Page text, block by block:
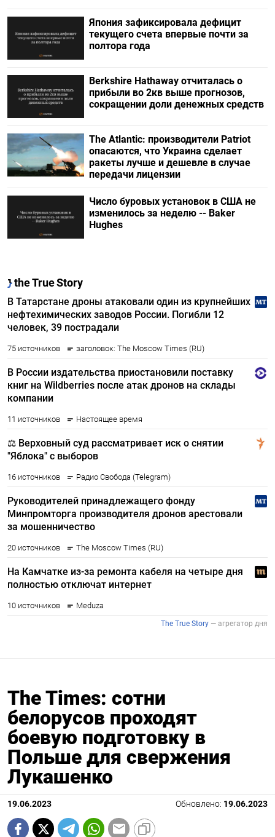
Япония зафиксировала дефицит
текущего счета впервые почти за
полтора года
Berkshire Hathaway отчиталась о
прибыли во 2кв выше прогнозов,
сокращении доли денежных средств
The Atlantic: производители Patriot
опасаются, что Украина сделает
ракеты лучше и дешевле в случае
передачи лицензии
Число буровых установок в США не
изменилось за неделю -- Baker
Hughes
The Times: сотни
белорусов проходят
боевую подготовку в
Польше для свержения
Лукашенко
19.06.2023 Обновлено: 19.06.2023